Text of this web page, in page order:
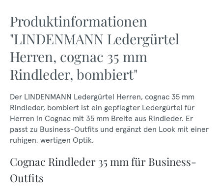
Produktinformationen
"LINDENMANN Ledergürtel
Herren, cognac 35 mm
Rindleder, bombiert"
Der LINDENMANN Ledergürtel Herren, cognac 35 mm
Rindleder, bombiert ist ein gepflegter Ledergürtel für
Herren in Cognac mit 35 mm Breite aus Rindleder. Er
passt zu Business-Outfits und ergänzt den Look mit einer
ruhigen, wertigen Optik.
Cognac Rindleder 35 mm für Business-
Outfits